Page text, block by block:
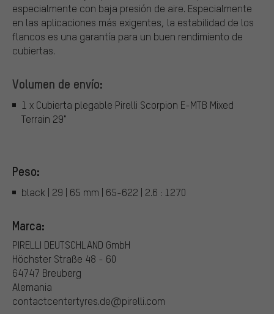
especialmente con baja presión de aire. Especialmente
en las aplicaciones más exigentes, la estabilidad de los
flancos es una garantía para un buen rendimiento de
cubiertas.
Volumen de envío:
1 x Cubierta plegable Pirelli Scorpion E-MTB Mixed
Terrain 29"
Peso:
black | 29 | 65 mm | 65-622 | 2.6 : 1270
Marca:
PIRELLI DEUTSCHLAND GmbH
Höchster Straße 48 - 60
64747 Breuberg
Alemania
contactcentertyres.de@pirelli.com